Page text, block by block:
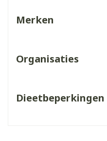
Merken
Organisaties
Dieetbeperkingen